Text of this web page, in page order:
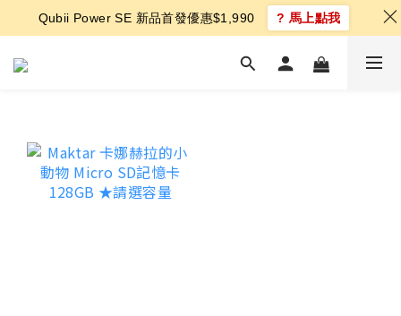
Qubii Power SE 新品首發優惠$1,990 ? 馬上點我